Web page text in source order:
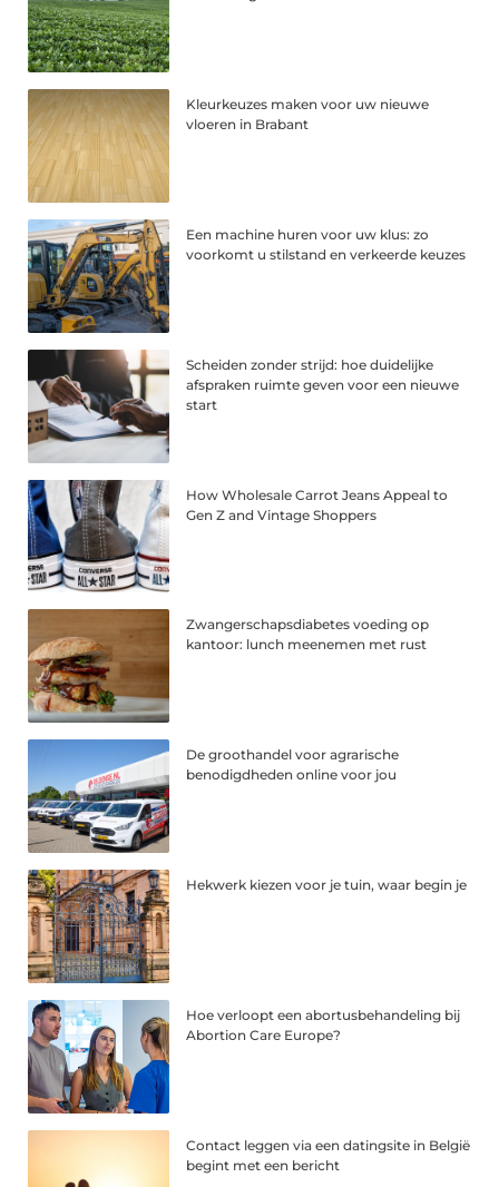
Kleurkeuzes maken voor uw nieuwe
vloeren in Brabant
Een machine huren voor uw klus: zo
voorkomt u stilstand en verkeerde keuzes
Scheiden zonder strijd: hoe duidelijke
afspraken ruimte geven voor een nieuwe
start
How Wholesale Carrot Jeans Appeal to
Gen Z and Vintage Shoppers
Zwangerschapsdiabetes voeding op
kantoor: lunch meenemen met rust
De groothandel voor agrarische
benodigdheden online voor jou
Hekwerk kiezen voor je tuin, waar begin je
Hoe verloopt een abortusbehandeling bij
Abortion Care Europe?
Contact leggen via een datingsite in België
begint met een bericht